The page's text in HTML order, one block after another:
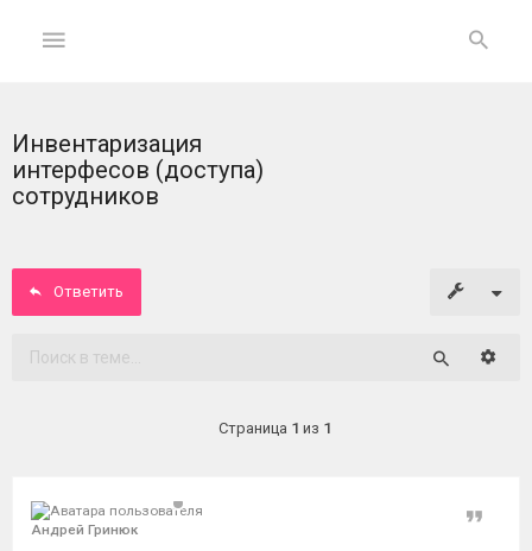
ГЛАВНАЯ
На
Вход
ФОРУМ
Активные
Инвентаризация
интерфесов (доступа)
сотрудников
Ответить
Страница 1 из 1
Андрей Гринюк
Цитата